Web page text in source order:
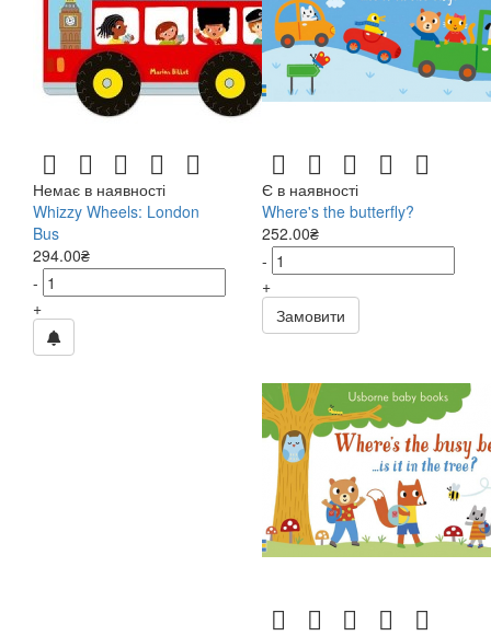
Немає в наявності
Whizzy Wheels: London
Bus
294.00₴
-
+
Є в наявності
Where's the butterfly?
252.00₴
-
+
Замовити